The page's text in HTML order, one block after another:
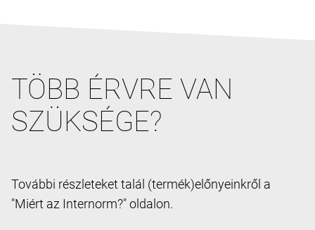
TÖBB ÉRVRE VAN
SZÜKSÉGE?
További részleteket talál (termék)előnyeinkről a
"Miért az Internorm?" oldalon.